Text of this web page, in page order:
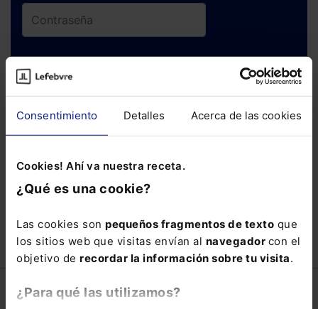
Consentimiento Detalles Acerca de las cookies
Cookies! Ahí va nuestra receta.
¿Qué es una cookie?
Las cookies son pequeños fragmentos de texto que
los sitios web que visitas envían al navegador con el
objetivo de recordar la información sobre tu visita.
¿Para qué las utilizamos?
ENTRAR
¿Has olvidado tu contraseña?
Si todavía no te has suscrito, no pierdas
está oportunidad y adquiere tu acceso
110,00€ 66,00€
COMPRAR
Corporativo